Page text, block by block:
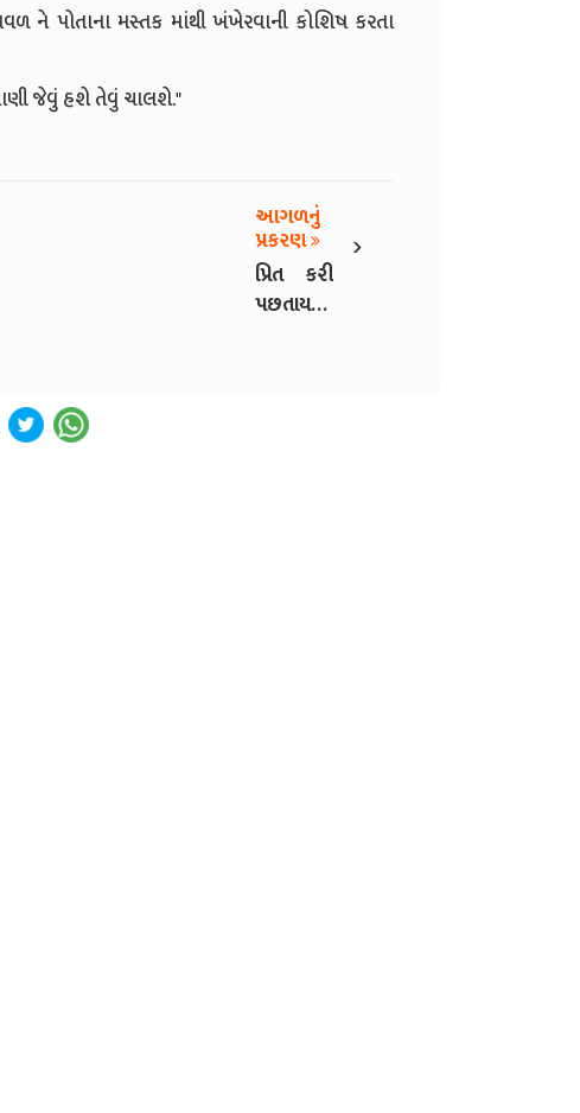
ને પોતાના મસ્તક માંથી ખંખેરવાની કોશિષ કરતા
જેવું હશે તેવું ચાલશે."
›
આગળનું
પ્રકરણ
પ્રિત કરી
પછતાય -